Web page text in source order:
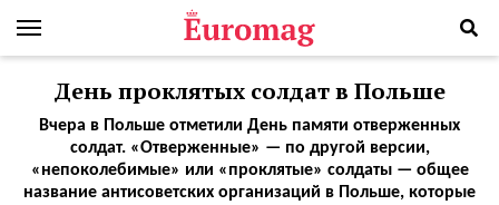
День проклятых солдат в Польше
Вчера в Польше отметили День памяти отверженных
солдат. «Отверженные» — по другой версии,
«непоколебимые» или «проклятые» солдаты — общее
название антисоветских организаций в Польше, которые